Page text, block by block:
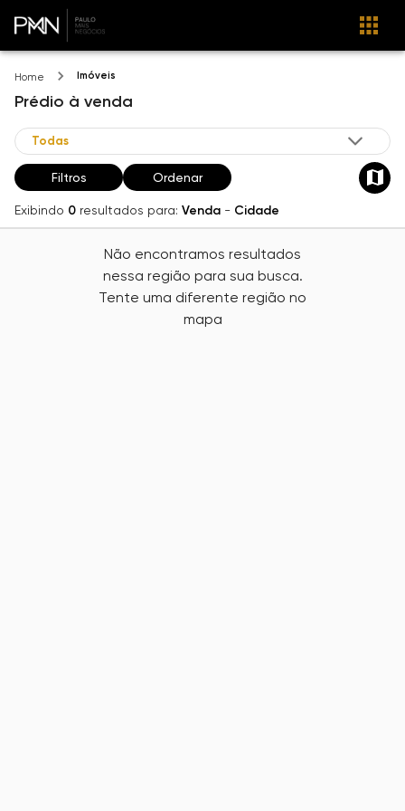
Home Imóveis
Prédio à venda
Filtros Ordenar
Exibindo 0 resultados para: Venda - Cidade
Não encontramos resultados
nessa região para sua busca.
Tente uma diferente região no
mapa